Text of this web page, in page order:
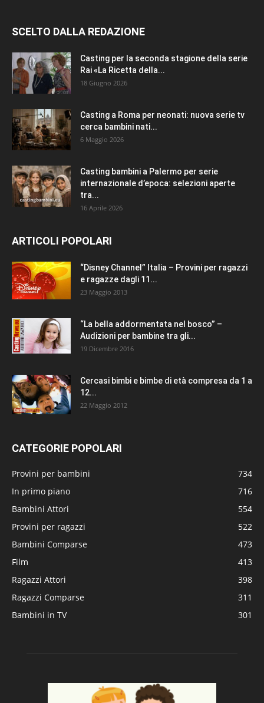
SCELTO DALLA REDAZIONE
Casting per la seconda stagione della serie
Rai «La Ricetta della...
18 Giugno 2026
Casting a Roma per neonati: nuova serie tv
cerca bambini nati...
6 Maggio 2026
Casting bambini a Palermo per serie
internazionale d’epoca: selezioni aperte
tra...
16 Aprile 2026
ARTICOLI POPOLARI
“Disney Channel” Italia – Provini per ragazzi
e ragazze dagli 11...
23 Maggio 2013
“La bella addormentata nel bosco” –
Audizioni per bambine tra gli...
19 Dicembre 2016
Cercasi bimbi e bimbe di età compresa da 1 a
12...
22 Maggio 2012
CATEGORIE POPOLARI
Provini per bambini
734
In primo piano
716
Bambini Attori
554
Provini per ragazzi
522
Bambini Comparse
473
Film
413
Ragazzi Attori
398
Ragazzi Comparse
311
Bambini in TV
301